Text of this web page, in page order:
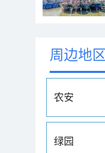
周边地区
农安
绿园